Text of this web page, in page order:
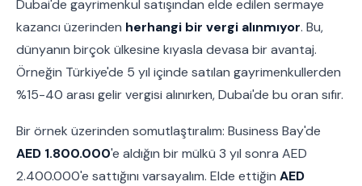
Dubai'de gayrimenkul satışından elde edilen sermaye
kazancı üzerinden herhangi bir vergi alınmıyor. Bu,
dünyanın birçok ülkesine kıyasla devasa bir avantaj.
Örneğin Türkiye'de 5 yıl içinde satılan gayrimenkullerden
%15-40 arası gelir vergisi alınırken, Dubai'de bu oran sıfır.
Bir örnek üzerinden somutlaştıralım: Business Bay'de
AED 1.800.000'e aldığın bir mülkü 3 yıl sonra AED
2.400.000'e sattığını varsayalım. Elde ettiğin AED